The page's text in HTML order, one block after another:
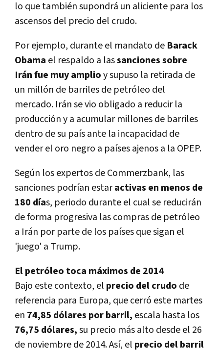
lo que también supondrá un aliciente para los
ascensos del precio del crudo.
Por ejemplo, durante el mandato de Barack
Obama el respaldo a lassanciones sobre
Irán fue muy amplioy supuso la retirada de
un millón de barriles de petróleo del
mercado. Irán se vio obligado a reducir la
producción y a acumular millones de barriles
dentro de su país ante la incapacidad de
vender el oro negro a países ajenos a la OPEP.
Según los expertos de Commerzbank, las
sanciones podrían estaractivas en menos de
180 días, periodo durante el cual se reducirán
de forma progresiva las compras de petróleo
a Irán por parte de los países que sigan el
'juego' a Trump.
El petróleo toca máximos de 2014
Bajo este contexto, el precio del crudo de
referencia para Europa, que cerró este martes
en 74,85 dólares por barril, escala hasta los
76,75 dólares,su precio más alto desde el 26
de noviembre de 2014. Así, el precio del barril